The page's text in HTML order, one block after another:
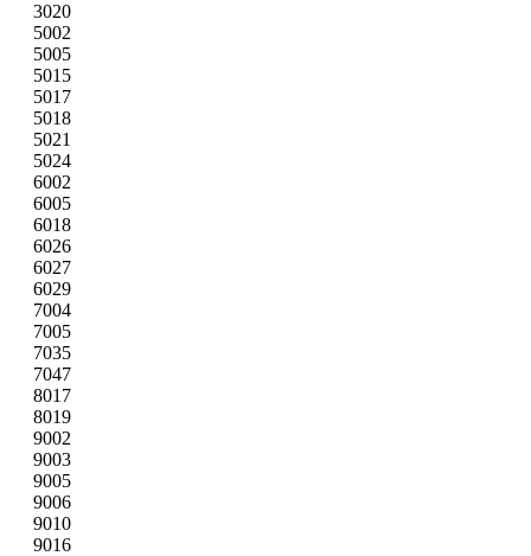
3020
5002
5005
5015
5017
5018
5021
5024
6002
6005
6018
6026
6027
6029
7004
7005
7035
7047
8017
8019
9002
9003
9005
9006
9010
9016